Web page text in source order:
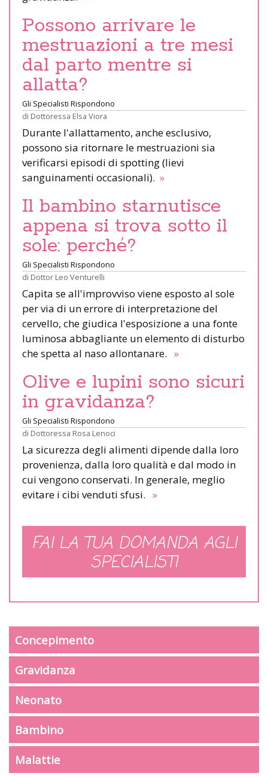
Possono arrivare le
mestruazioni a tre mesi
dal parto mentre si
allatta?
Gli Specialisti Rispondono
di Dottoressa Elsa Viora
Durante l'allattamento, anche esclusivo,
possono sia ritornare le mestruazioni sia
verificarsi episodi di spotting (lievi
sanguinamenti occasionali). »
Il bambino starnutisce
appena si trova sotto il
sole: perché?
Gli Specialisti Rispondono
di Dottor Leo Venturelli
Capita se all'improvviso viene esposto al sole
per via di un errore di interpretazione del
cervello, che giudica l'esposizione a una fonte
luminosa abbagliante un elemento di disturbo
che spetta al naso allontanare. »
Olive e lupini sono sicuri
in gravidanza?
Gli Specialisti Rispondono
di Dottoressa Rosa Lenoci
La sicurezza degli alimenti dipende dalla loro
provenienza, dalla loro qualità e dal modo in
cui vengono conservati. In generale, meglio
evitare i cibi venduti sfusi. »
FAI LA TUA DOMANDA AGLI
SPECIALISTI
Concepimento
Gravidanza
Neonato
Bambino
Malattie